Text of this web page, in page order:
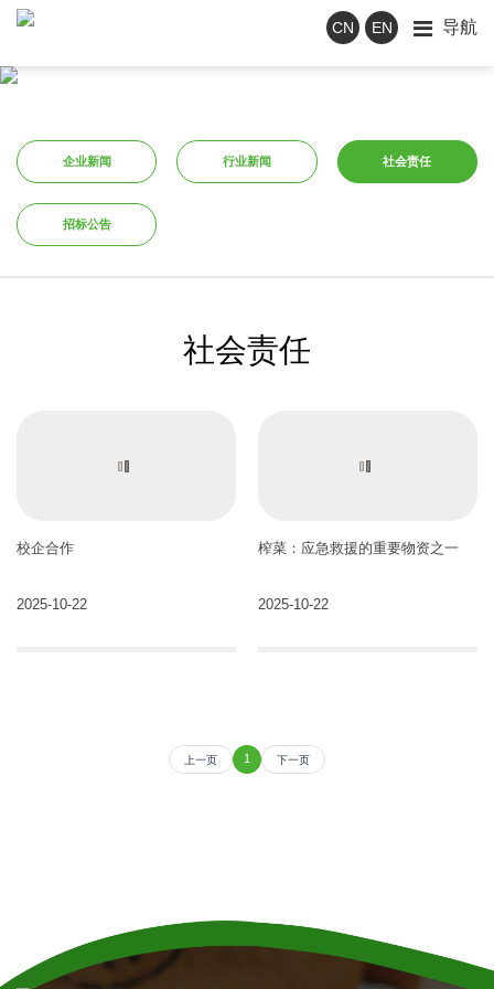
CN EN 导航
企业新闻 行业新闻 社会责任
招标公告
社会责任
校企合作
2025-10-22
榨菜：应急救援的重要物资之一
2025-10-22
上一页 1 下一页